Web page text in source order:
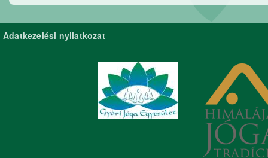
Adatkezelési nyilatkozat